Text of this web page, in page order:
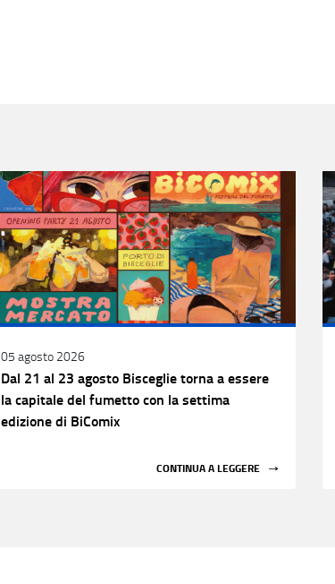
05 agosto 2026
Dal 21 al 23 agosto Bisceglie torna a essere
la capitale del fumetto con la settima
edizione di BiComix
CONTINUA A LEGGERE